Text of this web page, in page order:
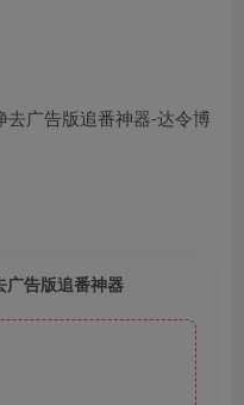
告版追番神器